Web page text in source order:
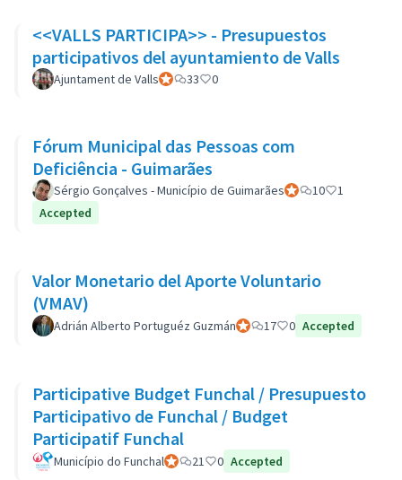
<<VALLS PARTICIPA>> - Presupuestos
participativos del ayuntamiento de Valls
Ajuntament de VallsParticipant officiel
33 0
Fórum Municipal das Pessoas com
Deficiência - Guimarães
Sérgio Gonçalves - Município de GuimarãesParticipant officiel
10
1
Accepted
Valor Monetario del Aporte Voluntario
(VMAV)
Adrián Alberto Portuguéz GuzmánParticipant officiel
17 0 Accepted
Participative Budget Funchal / Presupuesto
Participativo de Funchal / Budget
Participatif Funchal
Município do FunchalParticipant officiel
21 0 Accepted